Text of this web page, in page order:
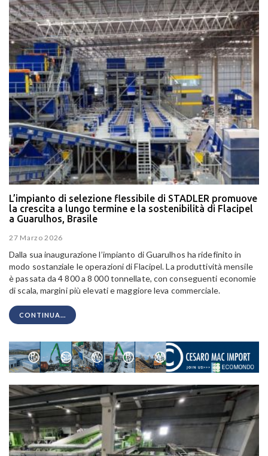
L’impianto di selezione flessibile di STADLER promuove
la crescita a lungo termine e la sostenibilità di Flacipel
a Guarulhos, Brasile
27 Marzo 2026
Dalla sua inaugurazione l’impianto di Guarulhos ha ridefinito in
modo sostanziale le operazioni di Flacipel. La produttività mensile
è passata da 4 800 a 8 000 tonnellate, con conseguenti economie
di scala, margini più elevati e maggiore leva commerciale.
CONTINUA...